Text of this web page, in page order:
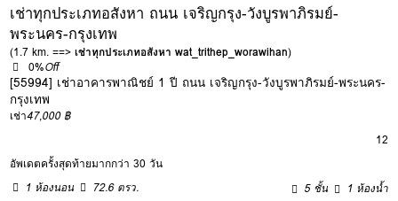
เช่าทุกประเภทอสังหา ถนน เจริญกรุง-วังบูรพาภิรมย์-
พระนคร-กรุงเทพ
(1.7 km. ==>เช่าทุกประเภทอสังหา wat_trithep_worawihan)
0%Off
[55994] เช่าอาคารพาณิชย์ 1 ปี ถนน เจริญกรุง-วังบูรพาภิรมย์-พระนคร-
กรุงเทพ
เช่า47,000 ฿
12
อัพเดตครั้งสุดท้ายมากกว่า 30 วัน
1 ห้องนอน
72.6 ตรว. 5 ชั้น 1 ห้องน้ำ